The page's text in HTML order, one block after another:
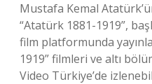
Mustafa Kemal
“Atatürk 1881-1919”,
film platformunda
1919” filmleri ve altı
Video Türkiye’de